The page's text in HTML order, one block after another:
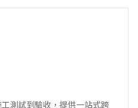
測試到驗收，提供一站式跨